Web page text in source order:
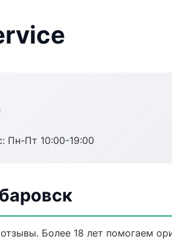
Пн-Пт 10:00-19:00
Более 18 лет помогаем